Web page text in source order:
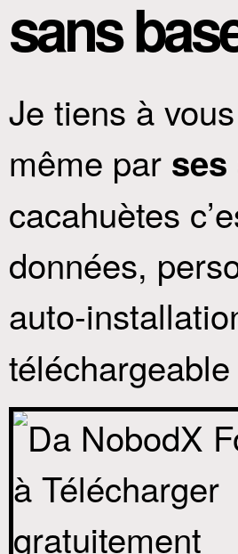
sans
Je tiens à
même par
cacahuètes
données,
auto-
téléchargeable